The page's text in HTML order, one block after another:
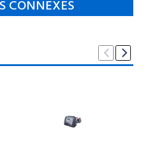
CONNEXES